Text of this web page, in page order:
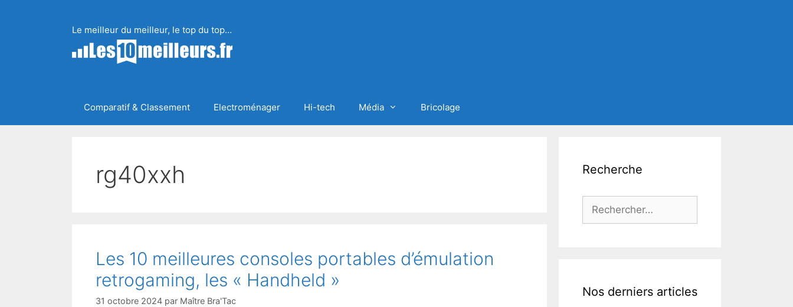
Le meilleur du meilleur, le top du top…
Comparatif & Classement Electroménager Hi-tech Média Bricolage
rg40xxh
Les 10 meilleures consoles portables d’émulation
retrogaming, les « Handheld »
31 octobre 2024 par Maître Bra'Tac
Recherche
Rechercher :
Nos derniers articles